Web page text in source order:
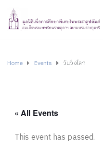
Home Events วันวิ่งโลก
« All Events
This event has passed.